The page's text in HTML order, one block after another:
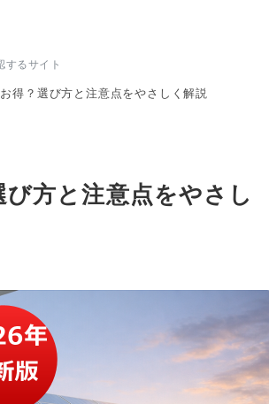
するサイト
得？選び方と注意点をやさしく解説
方と注意点をやさし